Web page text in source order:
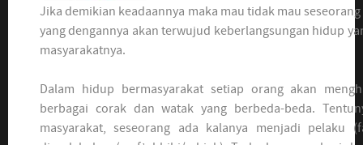
Jika demikian keadaannya maka mau tidak mau
yang dengannya akan terwujud keberlangsungan hidup
masyarakatnya.
Dalam hidup bermasyarakat setiap orang akan
berbagai corak dan watak yang berbeda-beda.
masyarakat, seseorang ada kalanya menjadi pelaku